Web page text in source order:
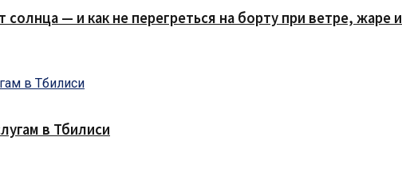
солнца — и как не перегреться на борту при ветре,
в Тбилиси